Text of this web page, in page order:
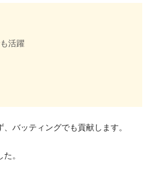
活躍
バッティングでも貢献します。
。